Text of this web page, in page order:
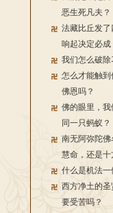
恶生死凡夫？
法藏比丘发
响起决定必成
我们怎么破除
怎么才能触
佛恩吗？
佛的眼里，
同一只蚂蚁？
南无阿弥陀
慧命，还是十
什么是机法一
西方净土的
要受苦吗？